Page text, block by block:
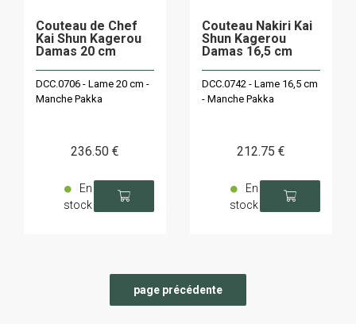
Couteau de Chef
Kai Shun Kagerou
Damas 20 cm
DCC.0706 - Lame 20 cm -
Manche Pakka
236.50 €
En
stock
Couteau Nakiri Kai
Shun Kagerou
Damas 16,5 cm
DCC.0742 - Lame 16,5 cm
- Manche Pakka
212.75 €
En
stock